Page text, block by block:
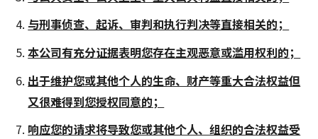
与刑事侦查、起诉、审判和执行判决等直接相关的；
本公司有充分证据表明您存在主观恶意或滥用权利的；
出于维护您或其他个人的生命、财产等重大合法权益但
又很难得到您授权同意的；
响应您的请求将导致您或其他个人、组织的合法权益受